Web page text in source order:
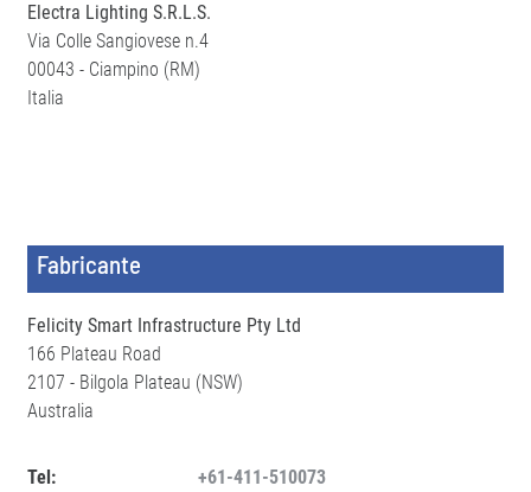
Electra Lighting S.R.L.S.
Via Colle Sangiovese n.4
00043 - Ciampino (RM)
Italia
Fabricante
Felicity Smart Infrastructure Pty Ltd
166 Plateau Road
2107 - Bilgola Plateau (NSW)
Australia
Tel:
+61-411-510073